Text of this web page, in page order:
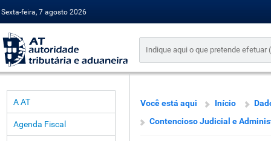
Sexta-feira, 7 agosto 2026
A AT
Agenda Fiscal
Você está aqui Início
Contencioso Judicial e